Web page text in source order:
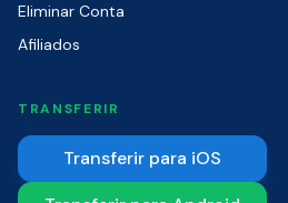
Eliminar Conta
Afiliados
TRANSFERIR
Transferir para iOS